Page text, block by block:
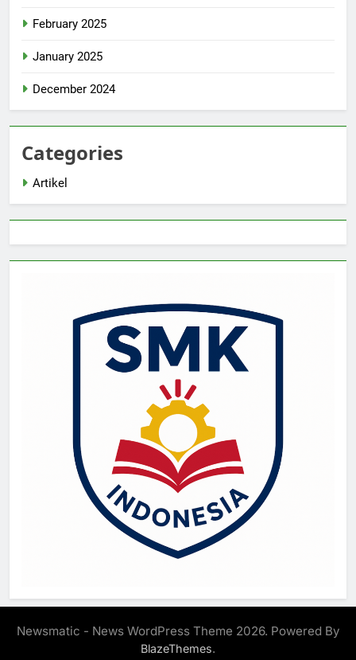
February 2025
January 2025
December 2024
Categories
Artikel
Newsmatic - News WordPress Theme 2026. Powered By
BlazeThemes.